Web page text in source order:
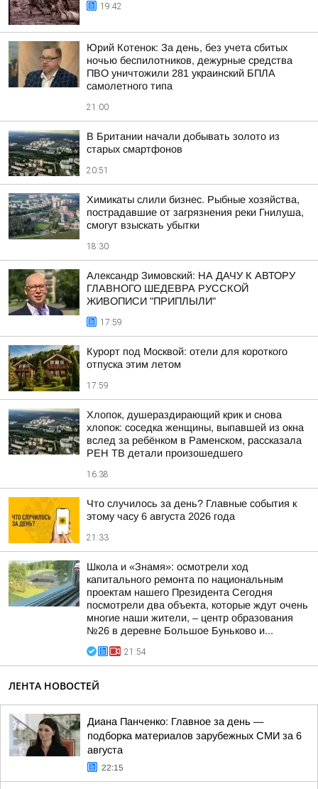
19:42
Юрий Котенок: За день, без учета сбитых
ночью беспилотников, дежурные средства
ПВО уничтожили 281 украинский БПЛА
самолетного типа
21:00
В Британии начали добывать золото из
старых смартфонов
20:51
Химикаты слили бизнес. Рыбные хозяйства,
пострадавшие от загрязнения реки Гнилуша,
смогут взыскать убытки
18:30
Александр Зимовский: НА ДАЧУ К АВТОРУ
ГЛАВНОГО ШЕДЕВРА РУССКОЙ
ЖИВОПИСИ "ПРИПЛЫЛИ"
17:59
Курорт под Москвой: отели для короткого
отпуска этим летом
17:59
Хлопок, душераздирающий крик и снова
хлопок: соседка женщины, выпавшей из окна
вслед за ребёнком в Раменском, рассказала
РЕН ТВ детали произошедшего
16:38
Что случилось за день? Главные события к
этому часу 6 августа 2026 года
21:33
Школа и «Знамя»: осмотрели ход
капитального ремонта по национальным
проектам нашего Президента Сегодня
посмотрели два объекта, которые ждут очень
многие наши жители, – центр образования
№26 в деревне Большое Буньково и...
21:54
ЛЕНТА НОВОСТЕЙ
Диана Панченко: Главное за день —
подборка материалов зарубежных СМИ за 6
августа
22:15